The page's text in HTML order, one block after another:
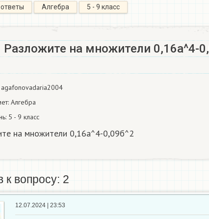
Алгебра 5 - 9 класс
Разложите на множители 0,16а^4-
agafonovadaria2004
Алгебра
5 - 9 класс
на множители 0,16а^4-0,09б^2​
к вопросу: 2
12.07.2024 | 23:53